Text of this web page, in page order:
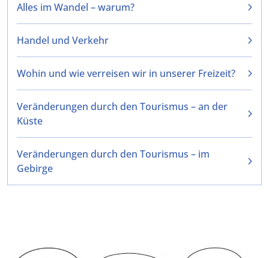
Alles im Wandel – warum?
Handel und Verkehr
Wohin und wie verreisen wir in unserer Freizeit?
Veränderungen durch den Tourismus – an der
Küste
Veränderungen durch den Tourismus – im
Gebirge